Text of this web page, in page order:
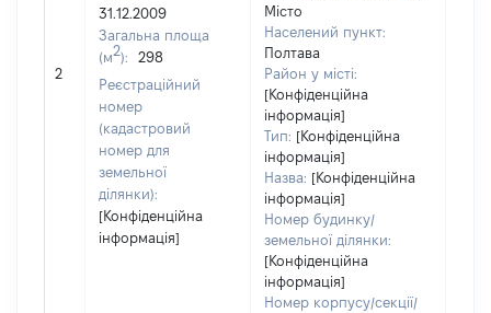
2
31.12.2009
Загальна площа
(м2):
298
Реєстраційний
номер
(кадастровий
номер для
земельної
ділянки):
[Конфіденційна
інформація]
Місто
Населений пункт:
Полтава
Район у місті:
[Конфіденційна
інформація]
Тип: [Конфіденційна
інформація]
Назва: [Конфіденційна
інформація]
Номер будинку/
земельної ділянки:
[Конфіденційна
інформація]
Номер корпусу/секції/